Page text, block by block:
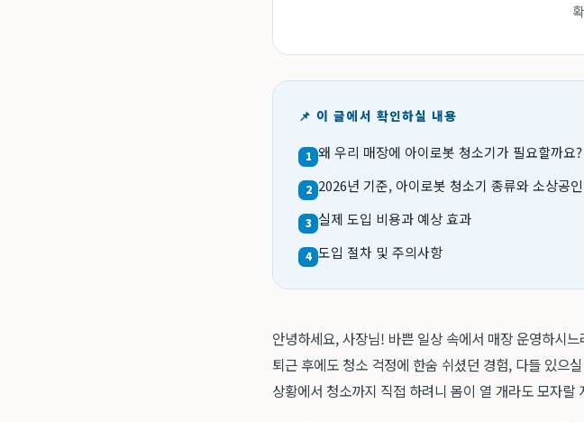
📌 이 글에서 확인하실 내용
1 왜 우리 매장에 아이로봇 청소기가 필요할까요?
2 2026년 기준, 아이로봇 청소기 종류와 소상공
3 실제 도입 비용과 예상 효과
4 도입 절차 및 주의사항
안녕하세요, 사장님! 바쁜 일상 속에서 매장 운영하시
퇴근 후에도 청소 걱정에 한숨 쉬셨던 경험, 다들 있으
상황에서 청소까지 직접 하려니 몸이 열 개라도 모자랄